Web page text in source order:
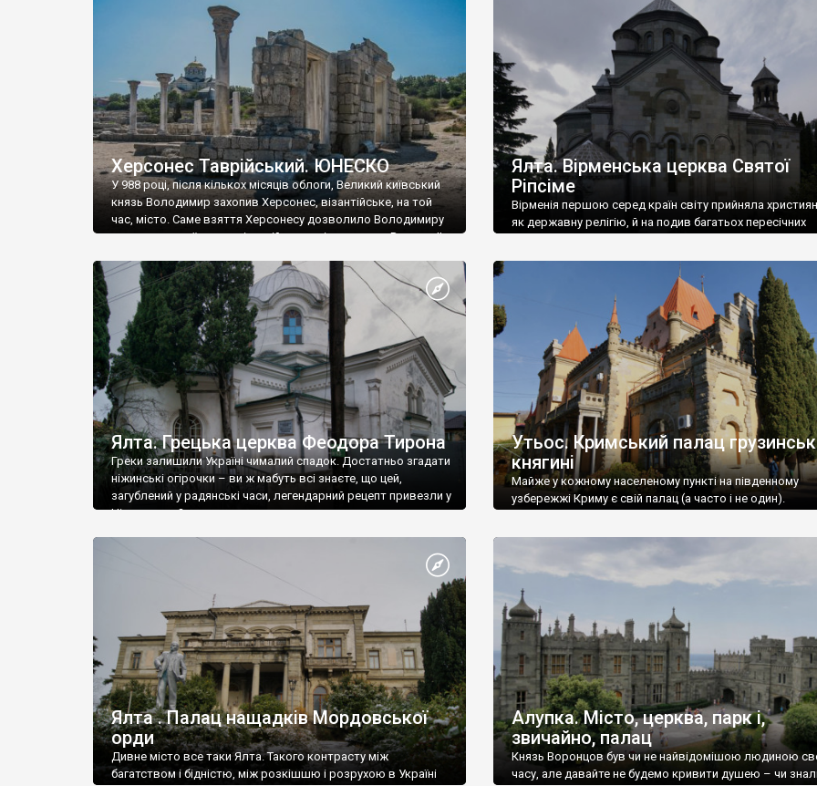
візантійської доби. Раритети викрадені з фондів об’єкту
культурної спадщини ЮНЕСКО «Херсонеса Таврійського».
Офіційно – на виставку «Золото Візантії», але експерти та
влада в Україні вважають це лише […]
називаються «повстяками» (postaki)…” “Вино. Крим
виробляє відмінне вино і його вдосталь: воно все
легке біле і дуже […]
Херсонес Таврійський. ЮНЕСКО
У 988 році, після кількох місяців облоги, Великий київський
князь Володимир захопив Херсонес, візантійське, на той
час, місто. Саме взяття Херсонесу дозволило Володимиру
диктувати свої умови візантійському імператору Василю ІІ,
Херсонесі Володимир-язичник, став Василем-
християнином. А потім було Хрещення Русі. На честь
Херсонесу Таврійського названо місто […]
Ялта. Вірменська церква Святої
Ріпсіме
Вірменія першою серед країн світу прийняла
як державну релігію, й на подив багатьох пересічних
Ялта. Грецька церква Феодора Тирона
Греки залишили Україні чималий спадок. Достатньо згадати
ніжинські огірочки – ви ж мабуть всі знаєте, що цей,
загублений у радянські часи, легендарний рецепт привезли у
Ніжин греки?
Утьос. Кримський палац
княгині
Майже у кожному населеному пункті на південному
узбережжі Криму є свій палац (а часто і не один).
Ялта . Палац нащадків Мордовської
орди
Дивне місто все таки Ялта. Такого контрасту між
багатством і бідністю, між розкішшю і розрухою в Україні
Алупка. Місто, церква, парк і,
звичайно, палац
Князь Воронцов був чи не найвідомішою людиною
часу, але давайте не будемо кривити душею – чи